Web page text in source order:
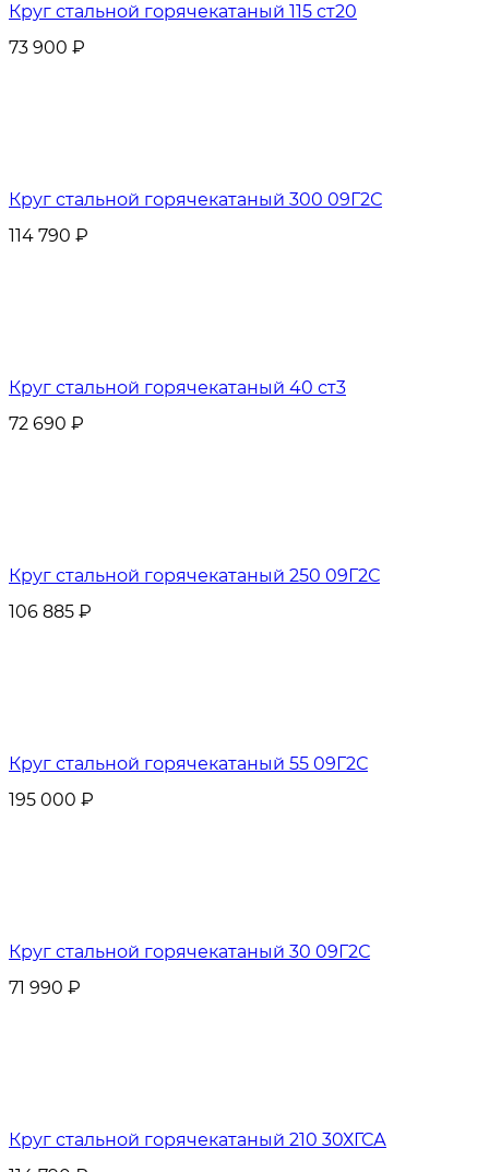
Круг стальной горячекатаный 115 ст20
73 900 ₽
Круг стальной горячекатаный 300 09Г2С
114 790 ₽
Круг стальной горячекатаный 40 ст3
72 690 ₽
Круг стальной горячекатаный 250 09Г2С
106 885 ₽
Круг стальной горячекатаный 55 09Г2С
195 000 ₽
Круг стальной горячекатаный 30 09Г2С
71 990 ₽
Круг стальной горячекатаный 210 30ХГСА